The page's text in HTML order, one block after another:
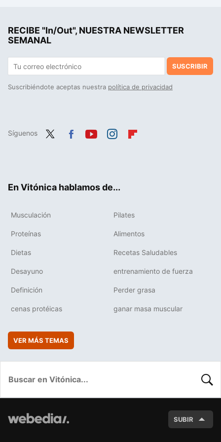
RECIBE "In/Out", NUESTRA NEWSLETTER
SEMANAL
SUSCRIBIR
Suscribiéndote aceptas nuestra política de privacidad
Síguenos
En Vitónica hablamos de...
Musculación Pilates
Proteínas Alimentos
Dietas Recetas Saludables
Desayuno entrenamiento de fuerza
Definición Perder grasa
cenas protéicas ganar masa muscular
VER MÁS TEMAS
SUBIR